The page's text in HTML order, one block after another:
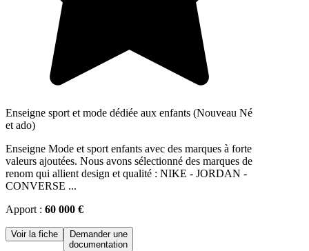
Enseigne sport et mode dédiée aux enfants (Nouveau Né
et ado)
Enseigne Mode et sport enfants avec des marques à forte
valeurs ajoutées. Nous avons sélectionné des marques de
renom qui allient design et qualité : NIKE - JORDAN -
CONVERSE ...
Apport : 60 000 €
Voir la fiche
Demander une
documentation